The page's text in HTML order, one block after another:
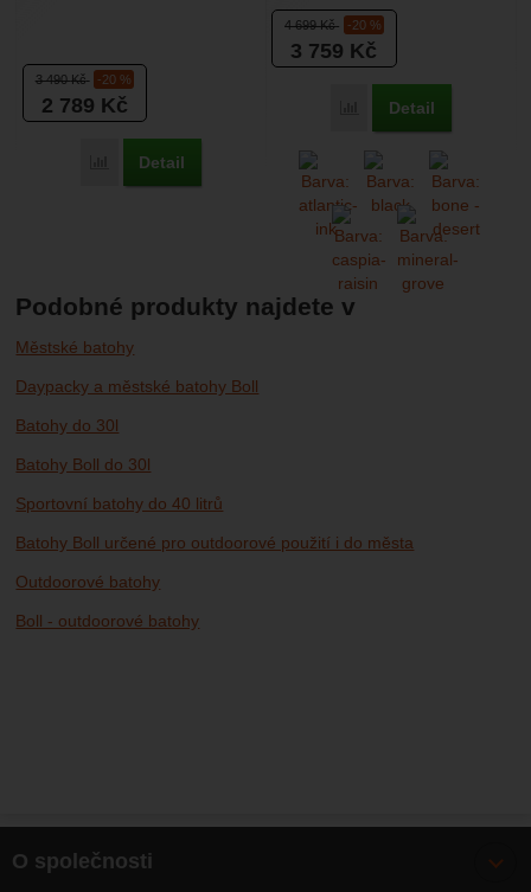
3 490Kč -20 %
2 789 Kč
Porovnat
Detail
4 699Kč -20 %
3 759 Kč
Porovnat
Detail
městský batoh s jednou
komorou a prostorem...
Podobné produkty najdete v
Městské batohy
Daypacky a městské batohy Boll
Batohy do 30l
Batohy Boll do 30l
Sportovní batohy do 40 litrů
Batohy Boll určené pro outdoorové použití i do města
Outdoorové batohy
Boll - outdoorové batohy
O společnosti